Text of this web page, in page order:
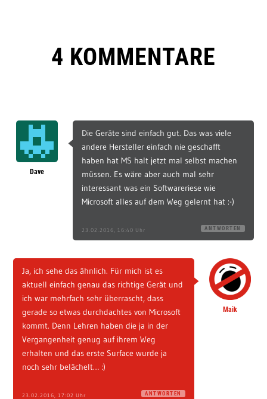
4 KOMMENTARE
Dave
Die Geräte sind einfach gut. Das was viele
andere Hersteller einfach nie geschafft
haben hat MS halt jetzt mal selbst machen
müssen. Es wäre aber auch mal sehr
interessant was ein Softwareriese wie
Microsoft alles auf dem Weg gelernt hat :-)
23.02.2016, 16:40 Uhr ANTWORTEN
Maik
Ja, ich sehe das ähnlich. Für mich ist es
aktuell einfach genau das richtige Gerät und
ich war mehrfach sehr überrascht, dass
gerade so etwas durchdachtes von Microsoft
kommt. Denn Lehren haben die ja in der
Vergangenheit genug auf ihrem Weg
erhalten und das erste Surface wurde ja
noch sehr belächelt… :)
23.02.2016, 17:02 Uhr ANTWORTEN